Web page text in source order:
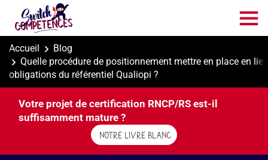
contenu
principal
Accueil
Blog
Quelle procédure de positionnement mettre en place en
obligations du référentiel Qualiopi ?
Votre projet de certification RNCP/RS est-il
suffisamment mature ?
NOTRE LIVRE BLANC